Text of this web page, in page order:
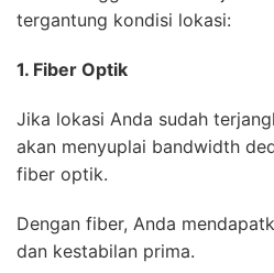
tergantung kondisi lokasi:
1. Fiber Optik
Jika lokasi Anda sudah
akan menyuplai bandwidth
fiber optik.
Dengan fiber, Anda
dan kestabilan prima.